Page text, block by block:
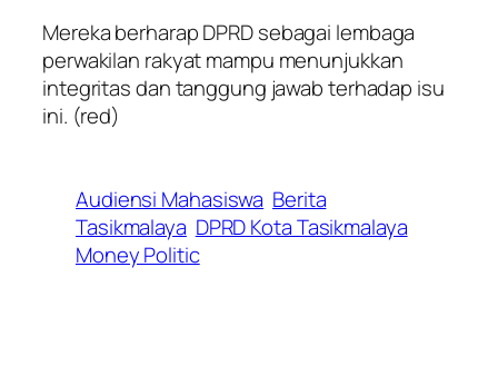
Mereka berharap DPRD sebagai lembaga
perwakilan rakyat mampu menunjukkan
integritas dan tanggung jawab terhadap isu
ini. (red)
Audiensi Mahasiswa Berita
Tasikmalaya DPRD Kota Tasikmalaya
Money Politic